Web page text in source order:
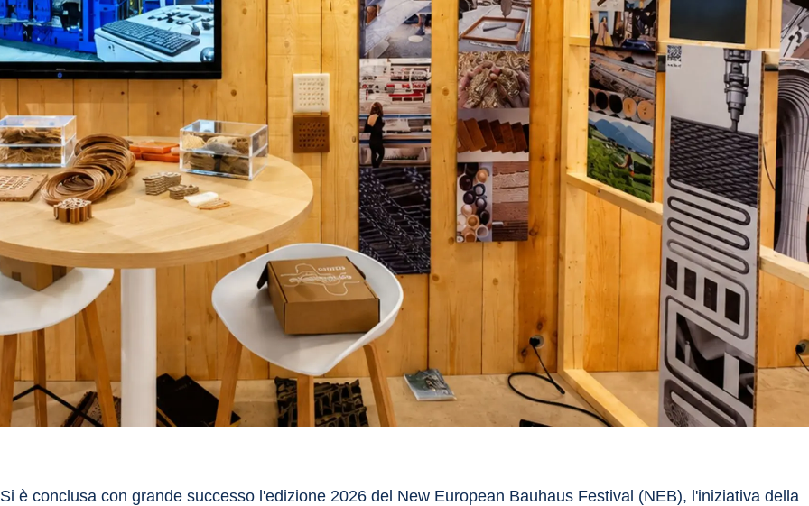
Si è conclusa con grande successo l'edizione 2026 del New European Bauhaus Festival (NEB), l'iniziativa della